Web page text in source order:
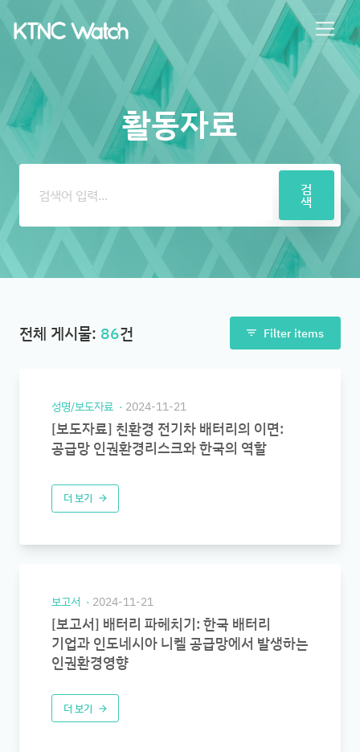
활동자료
검
색
전체 게시물: 86건 filter_list Filter items
성명/보도자료 2024-11-21
[보도자료] 친환경 전기차 배터리의 이면:
공급망 인권환경리스크와 한국의 역할
더 보기 arrow_forward
보고서 2024-11-21
[보고서] 배터리 파헤치기: 한국 배터리
기업과 인도네시아 니켈 공급망에서 발생하는
인권환경영향
더 보기 arrow_forward